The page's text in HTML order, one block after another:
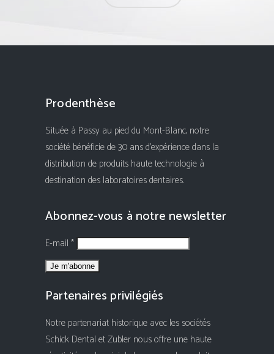
Prodenthèse
Située à Passy au pied du Mont-Blanc, notre
société bénéficie de 30 ans d'expérience dans la
distribution de produits haute technologie à
destination des laboratoires dentaires.
Abonnez-vous à notre newsletter
E-mail *
Partenaires privilégiés
Notre partenariat historique avec les sociétés
Schick Dental et Zubler nous offre une haute